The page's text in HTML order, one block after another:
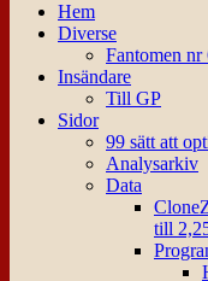
Hem
Diverse
Fantomen nr
Insändare
Till GP
Sidor
99 sätt att
Analysarkiv
Data
till